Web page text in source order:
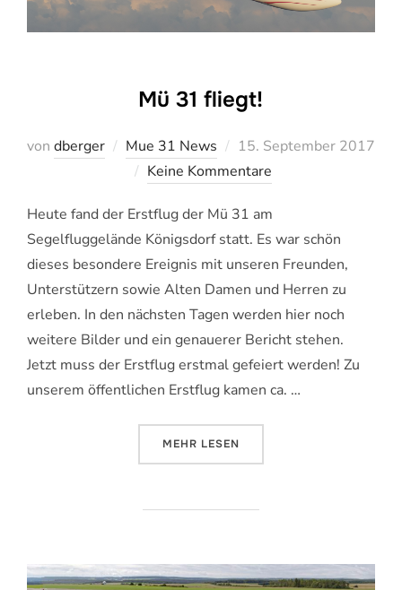
Mü 31 fliegt!
von dberger Mue 31 News
Veröffentlicht
am
15. September 2017
Keine Kommentare
Heute fand der Erstflug der Mü 31 am
Segelfluggelände Königsdorf statt. Es war schön
dieses besondere Ereignis mit unseren Freunden,
Unterstützern sowie Alten Damen und Herren zu
erleben. In den nächsten Tagen werden hier noch
weitere Bilder und ein genauerer Bericht stehen.
Jetzt muss der Erstflug erstmal gefeiert werden! Zu
unserem öffentlichen Erstflug kamen ca. …
MEHR ÜBER „MÜ 31 FLIEGT!“
LESEN